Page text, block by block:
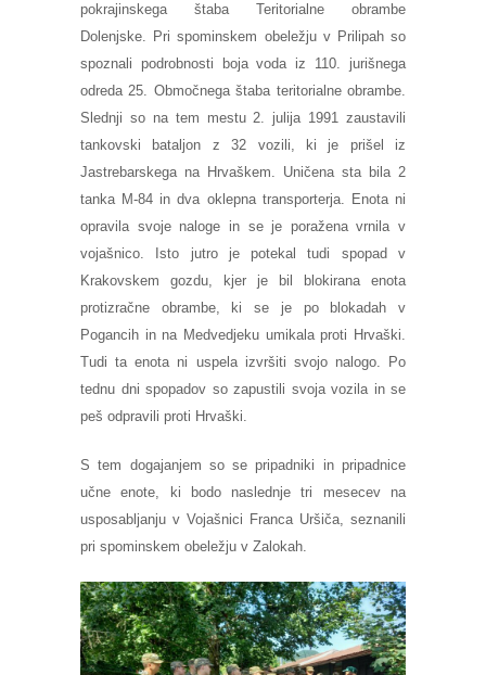
pokrajinskega štaba Teritorialne obrambe
Dolenjske. Pri spominskem obeležju v Prilipah so
spoznali podrobnosti boja voda iz 110. jurišnega
odreda 25. Območnega štaba teritorialne obrambe.
Slednji so na tem mestu 2. julija 1991 zaustavili
tankovski bataljon z 32 vozili, ki je prišel iz
Jastrebarskega na Hrvaškem. Uničena sta bila 2
tanka M-84 in dva oklepna transporterja. Enota ni
opravila svoje naloge in se je poražena vrnila v
vojašnico. Isto jutro je potekal tudi spopad v
Krakovskem gozdu, kjer je bil blokirana enota
protizračne obrambe, ki se je po blokadah v
Pogancih in na Medvedjeku umikala proti Hrvaški.
Tudi ta enota ni uspela izvršiti svojo nalogo. Po
tednu dni spopadov so zapustili svoja vozila in se
peš odpravili proti Hrvaški.
S tem dogajanjem so se pripadniki in pripadnice
učne enote, ki bodo naslednje tri mesecev na
usposabljanju v Vojašnici Franca Uršiča, seznanili
pri spominskem obeležju v Zalokah.